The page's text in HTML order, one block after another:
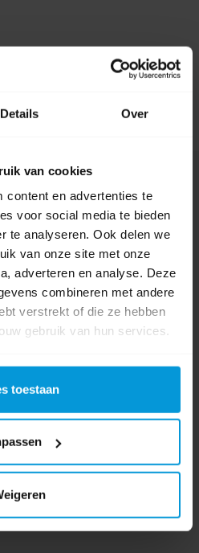
Details Over
van cookies
content en advertenties te
voor social media te bieden
te analyseren. Ook delen we
van onze site met onze
adverteren en analyse. Deze
combineren met andere
verstrekt of die ze hebben
gebruik van hun services.
toestaan
voor je klaar!